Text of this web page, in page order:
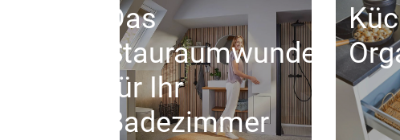
Das
Stauraumwunder
für Ihr
Badezimmer